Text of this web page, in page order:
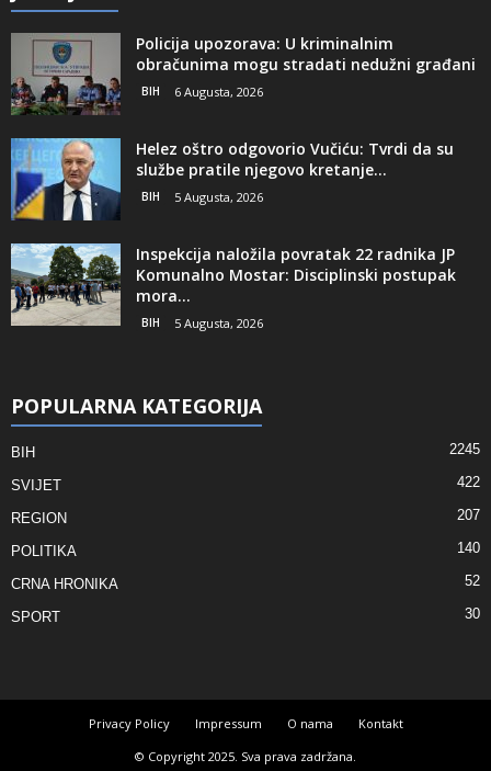
Policija upozorava: U kriminalnim
obračunima mogu stradati nedužni građani
BIH 6 Augusta, 2026
Helez oštro odgovorio Vučiću: Tvrdi da su
službe pratile njegovo kretanje...
BIH 5 Augusta, 2026
Inspekcija naložila povratak 22 radnika JP
Komunalno Mostar: Disciplinski postupak
mora...
BIH 5 Augusta, 2026
POPULARNA KATEGORIJA
BIH 2245
SVIJET 422
REGION 207
POLITIKA 140
CRNA HRONIKA 52
SPORT 30
Privacy Policy Impressum O nama
Kontakt
© Copyright 2025. Sva prava zadržana.